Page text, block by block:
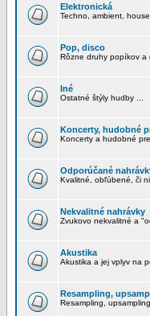
Elektronická
Techno, ambient,
Pop, disco
Rôzne druhy popíkov a
Iné
Ostatné štýly hudby ...
Koncerty, hudobné
Koncerty a hudobné
Odporúčané
Kvalitné, obľúbené, či
Nekvalitné nahrávky
Zvukovo nekvalitné a
Akustika
Akustika a jej vplyv na
Resampling,
Resampling,